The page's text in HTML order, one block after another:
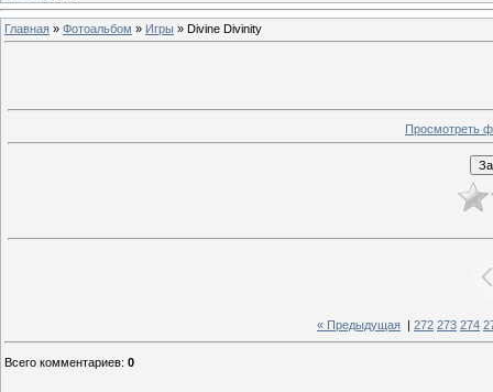
Главная » Фотоальбом » Игры » Divine Divinity
Просмотреть
« Предыдущая 272 273 274
Всего комментариев: 0